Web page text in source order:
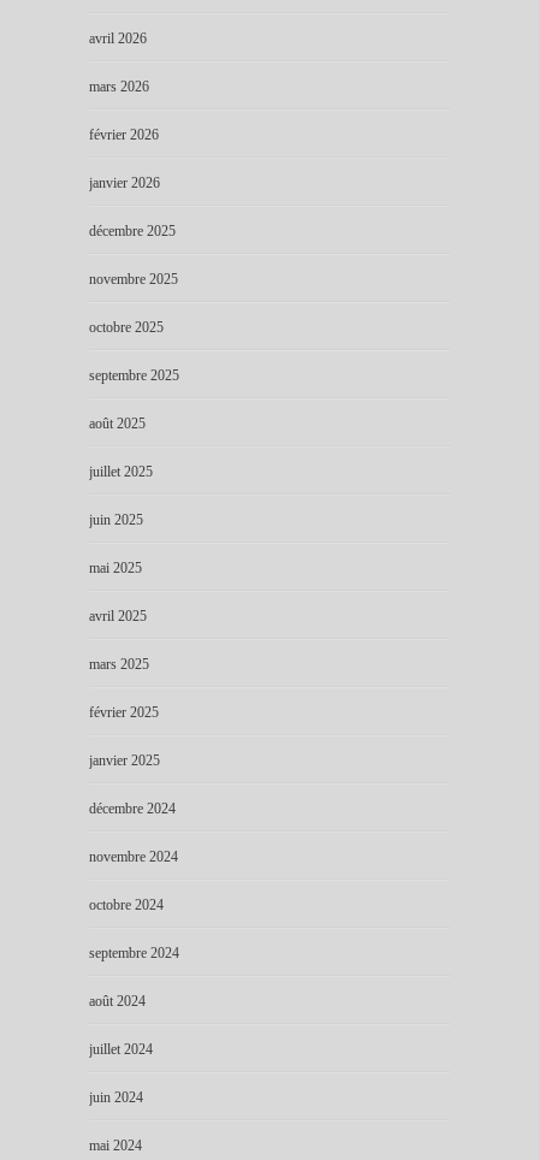
avril 2026
mars 2026
février 2026
janvier 2026
décembre 2025
novembre 2025
octobre 2025
septembre 2025
août 2025
juillet 2025
juin 2025
mai 2025
avril 2025
mars 2025
février 2025
janvier 2025
décembre 2024
novembre 2024
octobre 2024
septembre 2024
août 2024
juillet 2024
juin 2024
mai 2024